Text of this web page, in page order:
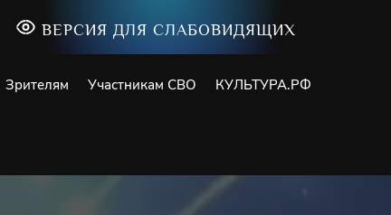
ВЕРСИЯ ДЛЯ СЛАБОВИДЯЩИХ
Зрителям Участникам СВО КУЛЬТУРА.РФ